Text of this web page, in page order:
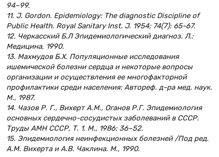
94–99.
11. J. Gordon. Epidemiology: The diagnostic Discipline of
Public Health. Royal Sanitary Inst. J. 1954; 74(7): 65-67.
12. Черкасский Б.Л Эпидемиологический диагноз. Л.:
Медицина, 1990.
13. Махмудов Б.Х. Популяционные исследования
ишемической болезни сердца и некоторые вопросы
организации и осуществления ее многофакторной
профилактики среди населения: Автореф. д-ра мед. наук.
М., 1987.
14. Чазов Р. Г., Вихерт А.М., Оганов Р.Г. Эпидемиология
основных сердечно-сосудистых заболеваний в СССР.
Труды АМН СССР, Т. 1. М., 1986: 36–52.
15. Эпидемиология неинфекционных болезней /Под ред.
А.М. Вихерта и А.В. Чаклина. М., 1990.